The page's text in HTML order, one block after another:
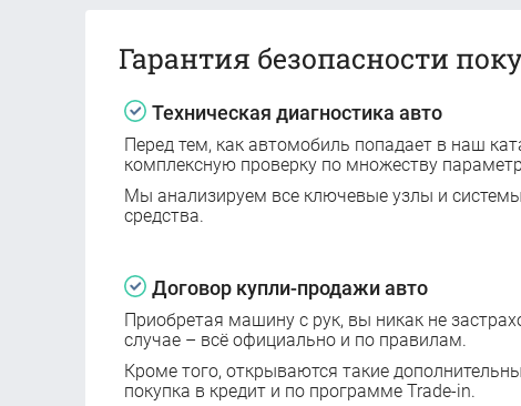
Гарантия безопасности
Техническая диагностика авто
Перед тем, как автомобиль попадает в наш
комплексную проверку по множеству
Мы анализируем все ключевые узлы и
средства.
Договор купли-продажи авто
Приобретая машину с рук, вы никак не
случае – всё официально и по правилам.
Кроме того, открываются такие
покупка в кредит и по программе Trade-in.